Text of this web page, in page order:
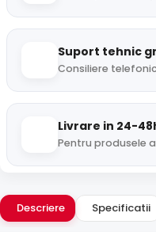
Suport tehnic
Consiliere
Livrare in 24-
Pentru produsele
Descriere Specificatii